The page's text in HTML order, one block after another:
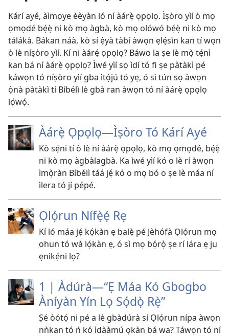
Kárí ayé, àìmọye èèyàn ló ní àárẹ̀ ọpọlọ. Ìṣòro yìí ò mọ
ọmọdé bẹ́ẹ̀ ni kò mọ àgbà, kò mọ olówó bẹ́ẹ̀ ni kò mọ
tálákà. Bákan náà, kò sí ẹ̀yà tàbí àwọn ẹlẹ́sìn kan tí wọn
ò lè níṣòro yìí. Kí ni àárẹ́ ọpọlọ? Báwo la ṣe lè mọ̀ tẹ́nì
kan bá ní àárẹ̀ ọpọlọ? Ìwé yìí sọ ìdí tó fi ṣe pàtàkì pé
káwọn tó níṣòro yìí gba ìtọ́jú tó yẹ, ó sì tún sọ àwọn
ọ̀nà pàtàkì tí Bíbélì lè gbà ran àwọn tó ní àárẹ̀ ọpọlọ
lọ́wọ́.
Àárẹ̀ Ọpọlọ—Ìṣòro Tó Kárí Ayé
Kò sẹ́ni tí ò lè ní àárẹ̀ ọpọlọ, kò mọ ọmọdé, bẹ́ẹ̀
ni kò mọ àgbàlagbà. Ka ìwé yìí kó o lè rí àwọn
ìmọ̀ràn Bíbélì táá jẹ́ kó o mọ bó o ṣe lè máa ní
ìlera tó jí pépé.
Ọlọ́run Nífẹ̀ẹ́ Rẹ
Kí ló máa jẹ́ kọ́kàn ẹ balẹ̀ pé Jèhófà Ọlọ́run mọ
ohun tó wà lọ́kàn ẹ, ó sì mọ bọ́rọ̀ ṣe rí lára ẹ ju
ẹnikẹ́ni lọ?
1 | Àdúrà—“Ẹ Máa Kó Gbogbo
Àníyàn Yín Lọ Sọ́dọ̀ Rẹ̀”
Ṣé òótọ́ ni pé a lè gbàdúrà sí Ọlọ́run nípa àwọn
nǹkan tó ń kó ìdààmú ọkàn bá wa? Táwọn tó ní